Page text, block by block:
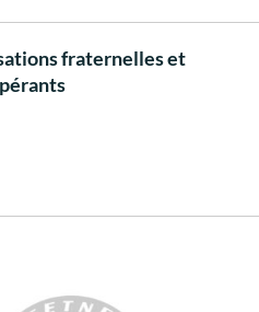
fraternelles et